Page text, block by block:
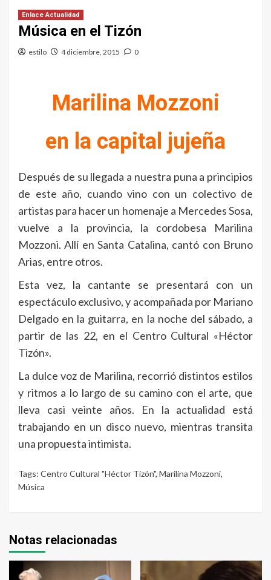
Enlace Actualidad
Música en el Tizón
estilo 4 diciembre, 2015 0
Marilina Mozzoni
en la capital jujeña
Después de su llegada a nuestra puna a principios
de este año, cuando vino con un colectivo de
artistas para hacer un homenaje a Mercedes Sosa,
vuelve a la provincia, la cordobesa Marilina
Mozzoni. Allí en Santa Catalina, cantó con Bruno
Arias, entre otros.
Esta vez, la cantante se presentará con un
espectáculo exclusivo, y acompañada por Mariano
Delgado en la guitarra, en la noche del sábado, a
partir de las 22, en el Centro Cultural «Héctor
Tizón».
La dulce voz de Marilina, recorrió distintos estilos
y ritmos a lo largo de su camino con el arte, que
lleva casi veinte años. En la actualidad está
trabajando en un disco nuevo, mientras transita
una propuesta intimista.
Tags: Centro Cultural "Héctor Tizón", Marilina Mozzoni,
Música
Notas relacionadas